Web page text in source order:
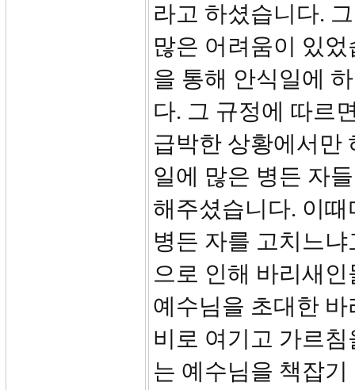
라고 하셨습니다.
많은 어려움이 있
을 통해 안식일에
다. 그 규정에 따르
급박한 상황에서만
일에 많은 병든 자
해주셨습니다. 이
병든 자를 고치느
으로 인해 바리새
예수님을 초대한
비로 여기고 가르
는 예수님을 책잡